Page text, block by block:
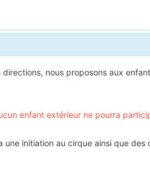
nous proposons aux
enfant extérieur ne pourra
initiation au cirque ainsi que des